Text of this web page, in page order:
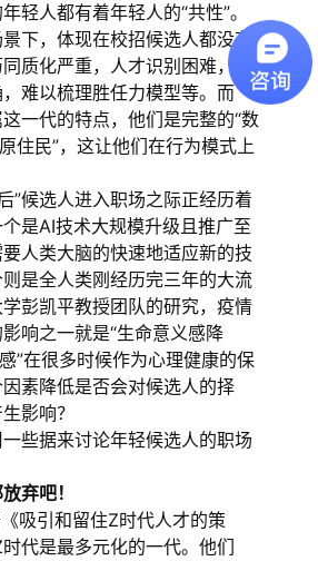
轻人都有着年轻人的“共性”。
下，体现在校招候选人都没有
质化严重，人才识别困难，人
难以梳理胜任力模型等。而
一代的特点，他们是完整的“数
住民”，这让他们在行为模式上
”候选人进入职场之际正经历着
是AI技术大规模升级且推广至
人类大脑的快速地适应新的技
是全人类刚经历完三年的大流
彭凯平教授团队的研究，疫情
响之一就是“生命意义感降
”在很多时候作为心理健康的保
素降低是否会对候选人的择
影响？
些据来讨论年轻候选人的职场
弃吧！
吸引和留住Z时代人才的策
代是最多元化的一代。他们